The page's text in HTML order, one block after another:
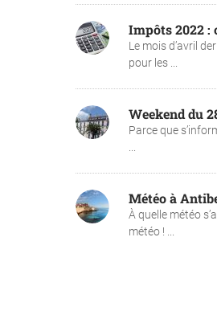
Impôts 2022 :
Le mois d’avril
pour les ...
Weekend du
Parce que
Météo à
À quelle météo
météo ! ...